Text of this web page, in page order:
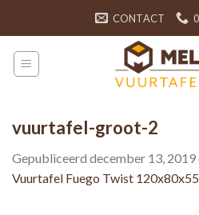
content
CONTACT
vuurtafel-groot-2
Gepubliceerd december 13, 2019
Vuurtafel Fuego Twist